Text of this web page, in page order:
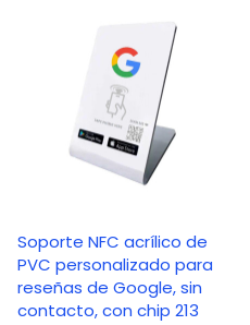
Soporte NFC acrílico de
PVC personalizado para
reseñas de Google, sin
contacto, con chip 213